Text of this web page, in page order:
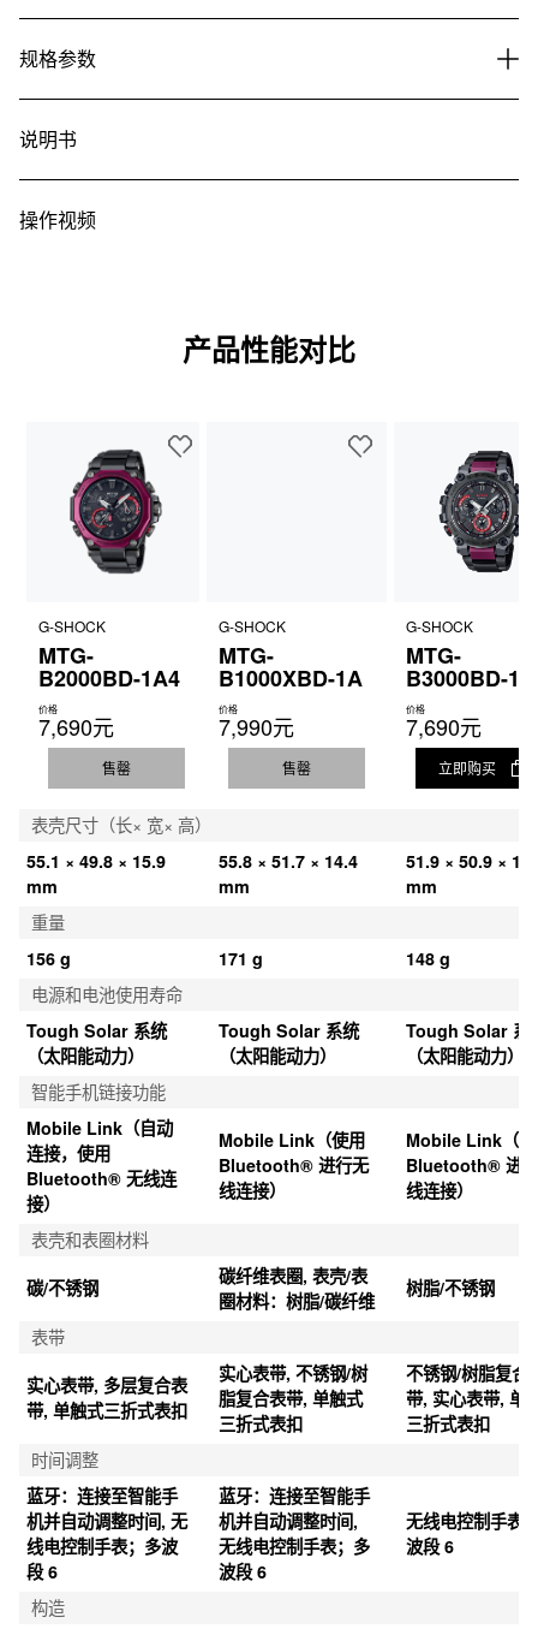
规格参数
说明书
操作视频
产品性能对比
G-SHOCK
MTG-
B2000BD-1A4
价格
7,690元
售罄
G-SHOCK
MTG-
B1000XBD-1A
价格
7,990元
售罄
G-SHOCK
MTG-
B3000BD-1A
价格
7,690元
立即购买
表壳尺寸（长× 宽× 高）
55.1 × 49.8 × 15.9
mm
55.8 × 51.7 × 14.4
mm
51.9 × 50.9 ×
mm
重量
156 g
171 g
148 g
电源和电池使用寿命
Tough Solar 系统
（太阳能动力）
Tough Solar 系统
（太阳能动力）
Tough Solar 系
（太阳能动力）
智能手机链接功能
Mobile Link（自动
连接，使用
Bluetooth® 无线连
接）
Mobile Link（使用
Bluetooth® 进行无
线连接）
Mobile Link（
Bluetooth® 进
线连接）
表壳和表圈材料
碳/不锈钢
碳纤维表圈, 表壳/表
圈材料：树脂/碳纤维
树脂/不锈钢
表带
实心表带, 多层复合表
带, 单触式三折式表扣
实心表带, 不锈钢/树
脂复合表带, 单触式
三折式表扣
不锈钢/树脂复合
带, 实心表带, 单
三折式表扣
时间调整
蓝牙：连接至智能手
机并自动调整时间, 无
线电控制手表；多波
段 6
蓝牙：连接至智能手
机并自动调整时间,
无线电控制手表；多
波段 6
无线电控制手表
波段 6
构造